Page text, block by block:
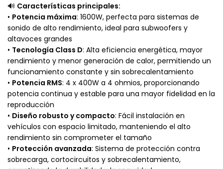
🔊 Características principales:
• Potencia máxima: 1600W, perfecta para sistemas de
sonido de alto rendimiento, ideal para subwoofers y
altavoces grandes
• Tecnología Class D: Alta eficiencia energética, mayor
rendimiento y menor generación de calor, permitiendo un
funcionamiento constante y sin sobrecalentamiento
• Potencia RMS: 4 x 400W a 4 ohmios, proporcionando
potencia continua y estable para una mayor fidelidad en la
reproducción
• Diseño robusto y compacto: Fácil instalación en
vehículos con espacio limitado, manteniendo el alto
rendimiento sin comprometer el tamaño
• Protección avanzada: Sistema de protección contra
sobrecarga, cortocircuitos y sobrecalentamiento,